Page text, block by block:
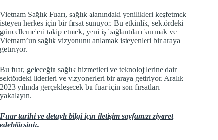
Vietnam Sağlık Fuarı, sağlık alanındaki yenilikleri keşfetmek
isteyen herkes için bir fırsat sunuyor. Bu etkinlik, sektördeki
güncellemeleri takip etmek, yeni iş bağlantıları kurmak ve
Vietnam’un sağlık vizyonunu anlamak isteyenleri bir araya
getiriyor.
Bu fuar, geleceğin sağlık hizmetleri ve teknolojilerine dair
sektördeki liderleri ve vizyonerleri bir araya getiriyor. Aralık
2023 yılında gerçekleşecek bu fuar için son fırsatları
yakalayın.
Fuar tarihi ve detaylı bilgi için iletişim sayfamızı ziyaret
edebilirsiniz.